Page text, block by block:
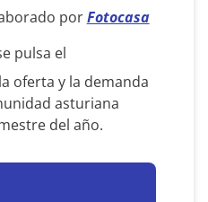
porFotocasa
pulsa el
oferta y la demanda
asturiana
del año.